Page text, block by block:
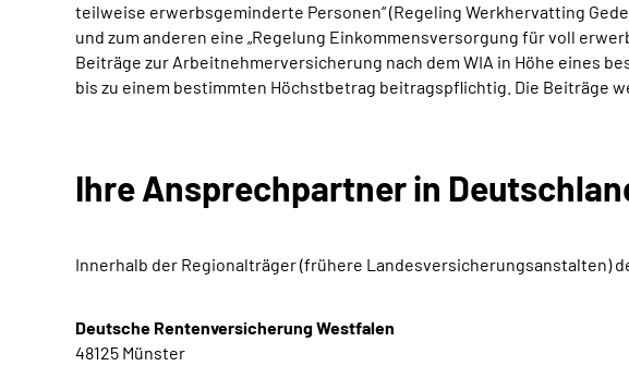
teilweise erwerbsgeminderte Personen“ (Regeling Werkhervatting
und zum anderen eine „Regelung Einkommensversorgung für voll
Beiträge zur Arbeitnehmerversicherung nach dem WIA in Höhe eines
bis zu einem bestimmten Höchstbetrag beitragspflichtig. Die Beiträge
Ihre Ansprechpartner in
Innerhalb der Regionalträger (frühere Landesversicherungsanstalten)
Deutsche Rentenversicherung Westfalen
48125 Münster